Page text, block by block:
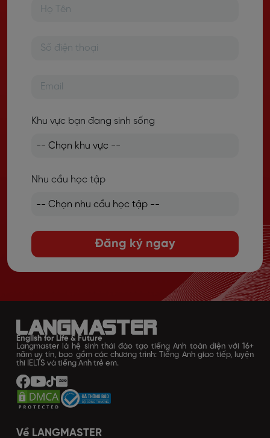
Khu vực bạn đang sinh sống
Nhu cầu học tập
Đăng ký ngay
English for Life & Future
Langmaster là hệ sinh thái đào tạo tiếng Anh toàn diện với 16+
năm uy tín, bao gồm các chương trình: Tiếng Anh giao tiếp, luyện
thi IELTS và tiếng Anh trẻ em.
Về LANGMASTER